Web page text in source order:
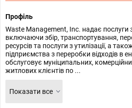
Профіль
Waste Management, Inc. надає послуги
включаючи збір, транспортування,
ресурсів та послуги з утилізації, а
підприємства з переробки відходів в
обслуговує муніципальних,
житлових клієнтів по ...
Показати все